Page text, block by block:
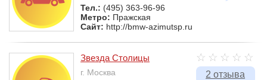
Тел.: (495) 363-96-96
Метро: Пражская
Сайт: http://bmw-azimutsp.ru
2 отзыва
Звезда Столицы
г. Москва